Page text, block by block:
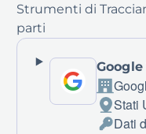
Strumenti di
parti
Azienda:
Luogo
Stati
Dati